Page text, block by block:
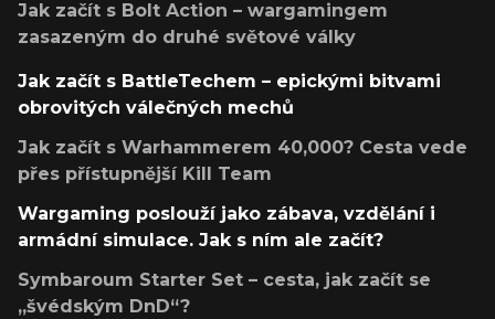
Jak začít s Bolt Action – wargamingem
zasazeným do druhé světové války
Jak začít s BattleTechem – epickými bitvami
obrovitých válečných mechů
Jak začít s Warhammerem 40,000? Cesta vede
přes přístupnější Kill Team
Wargaming poslouží jako zábava, vzdělání i
armádní simulace. Jak s ním ale začít?
Symbaroum Starter Set – cesta, jak začít se
„švédským DnD“?